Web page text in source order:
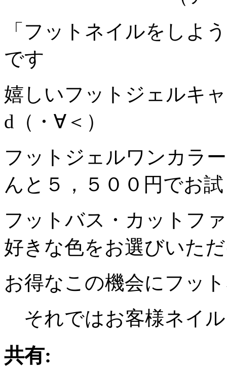
「フットネイルをしよ
です
嬉しいフットジェルキ
d（・∀＜）
フットジェルワンカラ
んと５，５００円でお
フットバス・カットフ
好きな色をお選びいた
お得なこの機会にフッ
それではお客様ネイ
共有: